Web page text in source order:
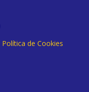
Política de Cookies